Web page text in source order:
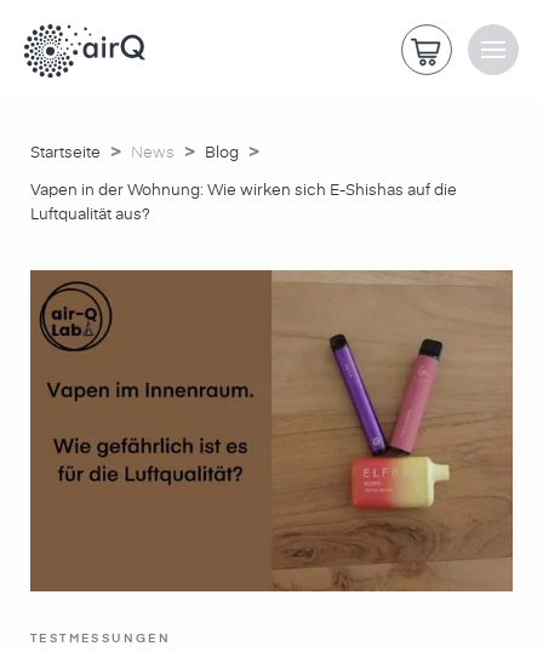
Startseite > News > Blog >
Vapen in der Wohnung: Wie wirken sich E-Shishas auf die
Luftqualität aus?
TESTMESSUNGEN